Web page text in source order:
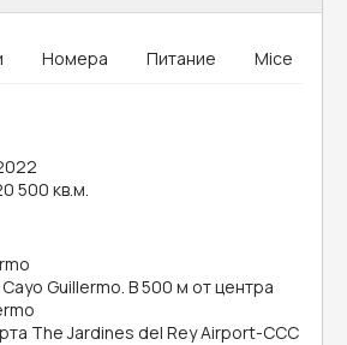
Номера Питание Mice
500 кв.м.
Guillermo. В 500 м от центра
The Jardines del Rey Airport-CCC